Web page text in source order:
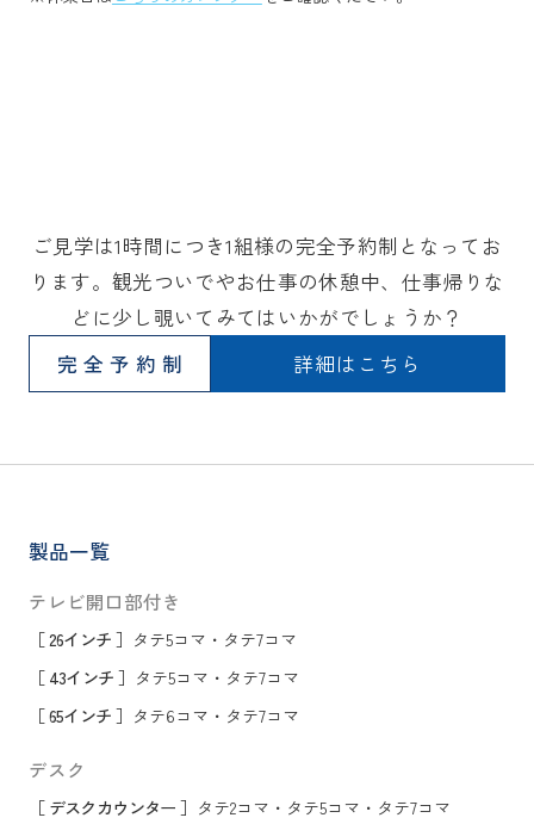
ご見学は1時間につき1組様の完全予約制となってお
ります。観光ついでやお仕事の休憩中、仕事帰りな
どに少し覗いてみてはいかがでしょうか？
完全予約制
詳細はこちら
製品一覧
テレビ開口部付き
［ 26インチ ］ タテ5コマ ・ タテ7コマ
［ 43インチ ］ タテ5コマ ・ タテ7コマ
［ 65インチ ］ タテ6コマ ・ タテ7コマ
デスク
［ デスクカウンター ］ タテ2コマ ・ タテ5コマ ・ タテ7コマ